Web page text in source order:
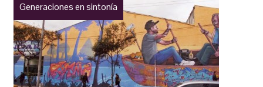
Generaciones en sintonía